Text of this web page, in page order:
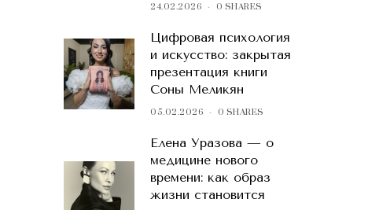
24.02.2026 0 SHARES
Цифровая психология
и искусство: закрытая
презентация книги
Соны Меликян
05.02.2026 0 SHARES
Елена Уразова — о
медицине нового
времени: как образ
жизни становится